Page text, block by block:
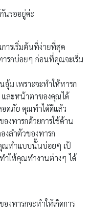
นรออยู่ค่ะ
การเริ่มต้นที่ง่ายที่สุด
รกบ่อยๆ ก่อนที่คุณจะเริ่ม
ม เพราะจะทำให้ทารก
และหน้าตาของคุณได้
ดภัย คุณทำได้ดีแล้ว
งทารกด้วยการใช้ด้าน
งลำตัวของทารก
ณทำแบบนั้นบ่อยๆ เป้
ำให้คุณทำงานต่างๆ ได้
งทารกจะทำให้เกิดการ